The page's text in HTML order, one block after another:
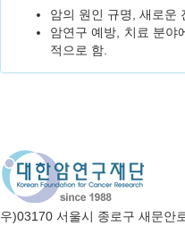
암의 원인 규명, 새로운
암연구 예방, 치료 분야
적으로 함.
우)03170 서울시 종로구 새문안